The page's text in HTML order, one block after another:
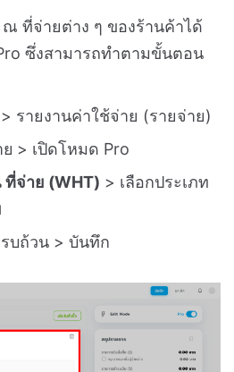
ที่จ่ายต่าง ๆ ของร้านค้าได้
ซึ่งสามารถทำตามขั้นตอน
รายงานค่าใช้จ่าย (รายจ่าย)
> เปิดโหมด Pro
จ่าย (WHT) > เลือกประเภท
บถ้วน > บันทึก